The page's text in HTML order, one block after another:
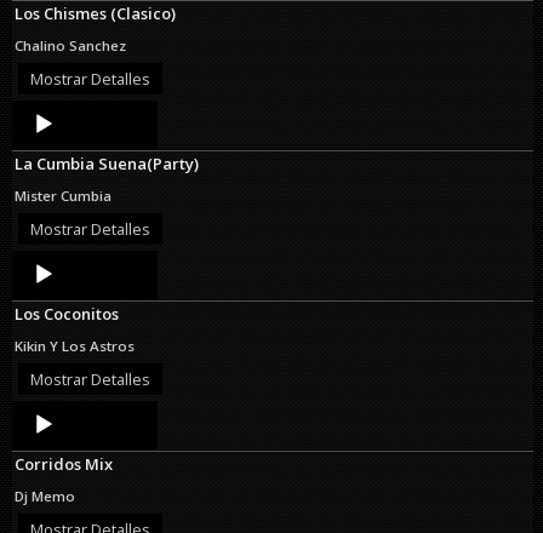
Los Chismes (Clasico)
Chalino Sanchez
Mostrar Detalles
Audio
Player
La Cumbia Suena(Party)
Mister Cumbia
Mostrar Detalles
Audio
Player
Los Coconitos
Kikin Y Los Astros
Mostrar Detalles
Audio
Player
Corridos Mix
Dj Memo